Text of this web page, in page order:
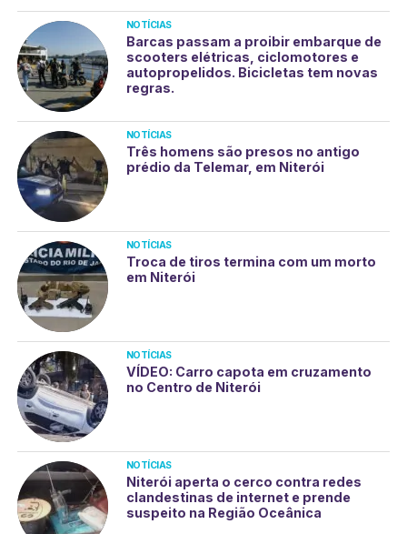
NOTÍCIAS
Barcas passam a proibir embarque de
scooters elétricas, ciclomotores e
autopropelidos. Bicicletas tem novas
regras.
NOTÍCIAS
Três homens são presos no antigo
prédio da Telemar, em Niterói
NOTÍCIAS
Troca de tiros termina com um morto
em Niterói
NOTÍCIAS
VÍDEO: Carro capota em cruzamento
no Centro de Niterói
NOTÍCIAS
Niterói aperta o cerco contra redes
clandestinas de internet e prende
suspeito na Região Oceânica